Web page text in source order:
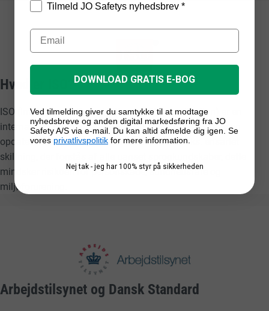
Hvad er ISO?
ISO (International Organization for Standardization) er en
internationale organisation, der arbejder med at skabe og
opdatere standarder. Standarder der sikrer f.eks. ensartet
skiltning, der forstås af alle uanset sprogkundskaber, dette
mindsker risikoen for personskade, sundhedsfare og
miljøforurening.
Arbejdstilsynet og Dansk Standard
Tilmeld JO Safetys nyhedsbrev *
DOWNLOAD GRATIS E-BOG
Ved tilmelding giver du samtykke til at modtage
nyhedsbreve og anden digital markedsføring fra JO
Safety A/S via e-mail. Du kan altid afmelde dig igen. Se
vores privatlivspolitik for mere information.
Nej tak - jeg har 100% styr på sikkerheden